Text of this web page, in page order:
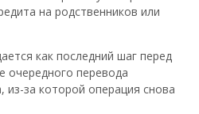
на родственников или
как последний шаг перед
очередного перевода
из-за которой операция снова